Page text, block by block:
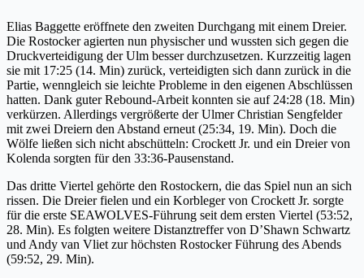
Elias Baggette eröffnete den zweiten Durchgang mit einem Dreier.
Die Rostocker agierten nun physischer und wussten sich gegen die
Druckverteidigung der Ulm besser durchzusetzen. Kurzzeitig lagen
sie mit 17:25 (14. Min) zurück, verteidigten sich dann zurück in die
Partie, wenngleich sie leichte Probleme in den eigenen Abschlüssen
hatten. Dank guter Rebound-Arbeit konnten sie auf 24:28 (18. Min)
verkürzen. Allerdings vergrößerte der Ulmer Christian Sengfelder
mit zwei Dreiern den Abstand erneut (25:34, 19. Min). Doch die
Wölfe ließen sich nicht abschütteln: Crockett Jr. und ein Dreier von
Kolenda sorgten für den 33:36-Pausenstand.
Das dritte Viertel gehörte den Rostockern, die das Spiel nun an sich
rissen. Die Dreier fielen und ein Korbleger von Crockett Jr. sorgte
für die erste SEAWOLVES-Führung seit dem ersten Viertel (53:52,
28. Min). Es folgten weitere Distanztreffer von D’Shawn Schwartz
und Andy van Vliet zur höchsten Rostocker Führung des Abends
(59:52, 29. Min).